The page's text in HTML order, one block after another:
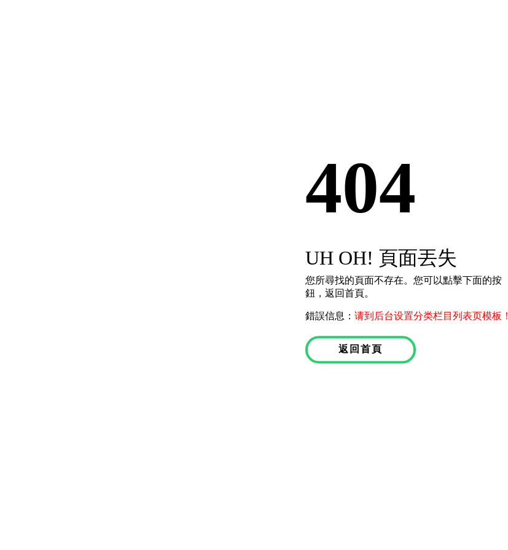
404
UH OH! 頁面丟失
您所尋找的頁面不存在。您可以點擊下面的按
鈕，返回首頁。
錯誤信息： 请到后台设置分类栏目列表页模板！
返回首頁